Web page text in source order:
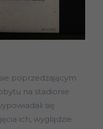
poprzedzającym
na stadionie
się
ich, wyglądzie